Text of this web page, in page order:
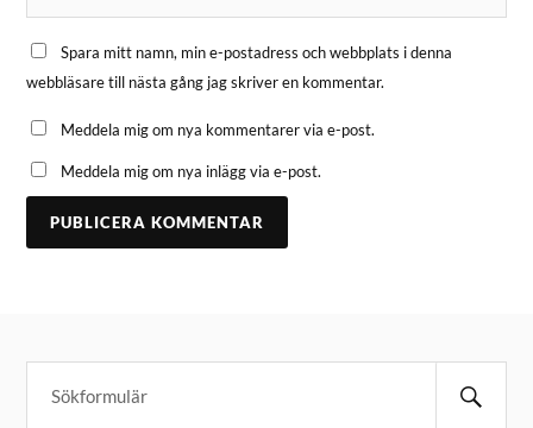
Spara mitt namn, min e-postadress och webbplats i denna
webbläsare till nästa gång jag skriver en kommentar.
Meddela mig om nya kommentarer via e-post.
Meddela mig om nya inlägg via e-post.